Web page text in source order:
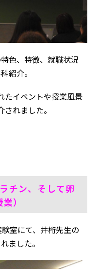
色、特徴、就職状況
紹介。
たイベントや授業風景
れました。
チン、そして卵
）
室にて、井桁先生の
ました。